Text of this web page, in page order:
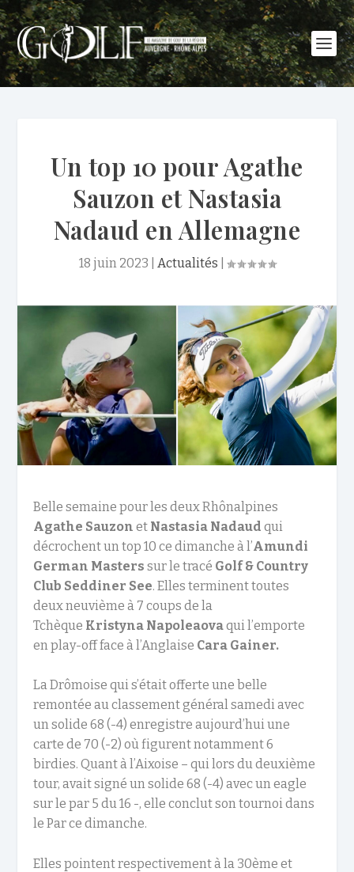
Un top 10 pour Agathe
Sauzon et Nastasia
Nadaud en Allemagne
18 juin 2023 Actualités
Belle semaine pour les deux Rhônalpines
Agathe Sauzon et Nastasia Nadaud qui
décrochent un top 10 ce dimanche à l’Amundi
German Masters sur le tracé Golf & Country
Club Seddiner See. Elles terminent toutes
deux neuvième à 7 coups de la
Tchèque Kristyna Napoleaovaqui l’emporte
en play-off face à l’Anglaise Cara Gainer.
La Drômoise qui s’était offerte une belle
remontée au classement général samedi avec
un solide 68 (-4) enregistre aujourd’hui une
carte de 70 (-2) où figurent notamment 6
birdies. Quant à l’Aixoise – qui lors du deuxième
tour, avait signé un solide 68 (-4) avec un eagle
sur le par 5 du 16 -, elle conclut son tournoi dans
le Par ce dimanche.
Elles pointent respectivement à la 30ème et